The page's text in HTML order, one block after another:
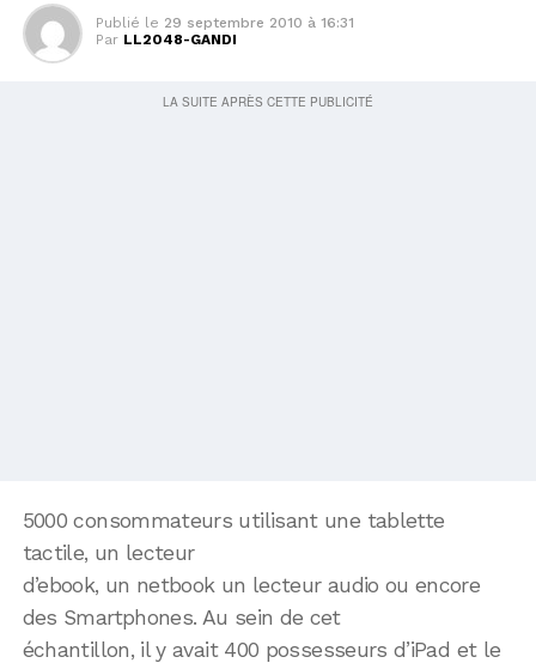
Publié le 29 septembre 2010 à 16:31
Par LL2048-GANDI
5000 consommateurs utilisant une tablette
tactile, un lecteur
d’ebook, un netbook un lecteur audio ou encore
des Smartphones. Au sein de cet
échantillon, il y avait 400 possesseurs d’iPad et le